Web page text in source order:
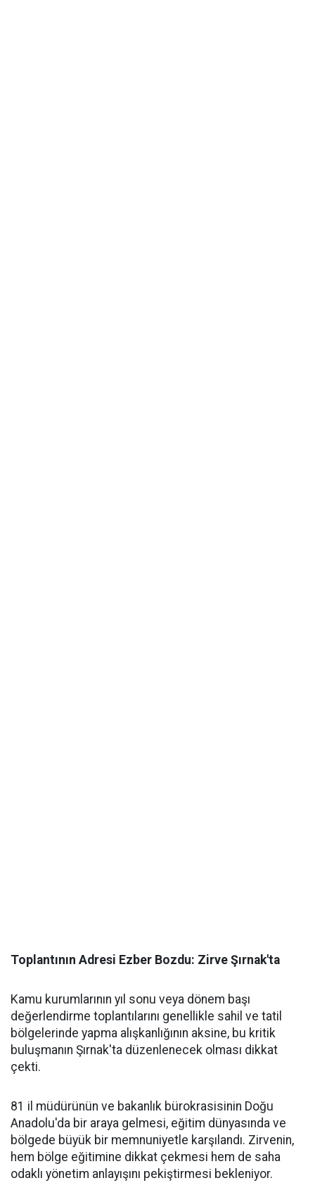
​Toplantının Adresi Ezber Bozdu: Zirve Şırnak'ta
​Kamu kurumlarının yıl sonu veya dönem başı
değerlendirme toplantılarını genellikle sahil ve tatil
bölgelerinde yapma alışkanlığının aksine, bu kritik
buluşmanın Şırnak'ta düzenlenecek olması dikkat
çekti.
​81 il müdürünün ve bakanlık bürokrasisinin Doğu
Anadolu'da bir araya gelmesi, eğitim dünyasında ve
bölgede büyük bir memnuniyetle karşılandı. Zirvenin,
hem bölge eğitimine dikkat çekmesi hem de saha
odaklı yönetim anlayışını pekiştirmesi bekleniyor.